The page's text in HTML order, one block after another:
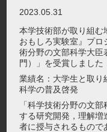
2023.05.31
本学技術部が取り組む
おもしろ実験室』プ
術分野の文部科学大臣
門）」を受賞しました
業績名：大学生と取り
科学の普及啓発
「科学技術分野の文
する研究開発，理解増
者に授与されるもので